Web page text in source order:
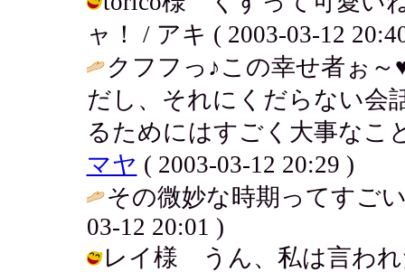
ャ！ / アキ ( 2003-03-12
クフフっ♪この幸せ者ぉ
だし、それにくだらない会
るためにはすごく大事な
マヤ ( 2003-03-12 20:29 )
その微妙な時期ってすご
03-12 20:01 )
レイ様 うん、私は言われ